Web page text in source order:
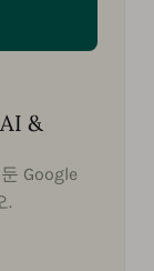
&
Google
.